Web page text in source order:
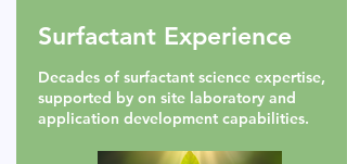
Why Work With Lankem
Europe
Surfactant Experience
Decades of surfactant science expertise,
supported by on site laboratory and
application development capabilities.